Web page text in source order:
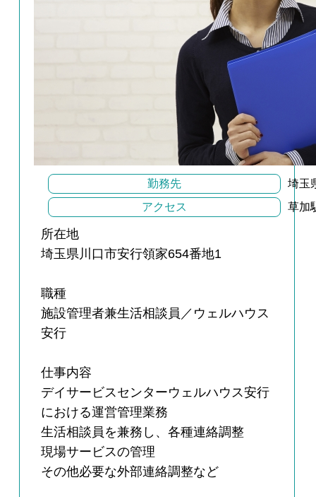
勤務先
埼玉
アクセス
草加
所在地
埼玉県川口市安行領家654番地1
職種
施設管理者兼生活相談員／ウェルハウス
安行
仕事内容
デイサービスセンターウェルハウス安行
における運営管理業務
生活相談員を兼務し、各種連絡調整
現場サービスの管理
その他必要な外部連絡調整など